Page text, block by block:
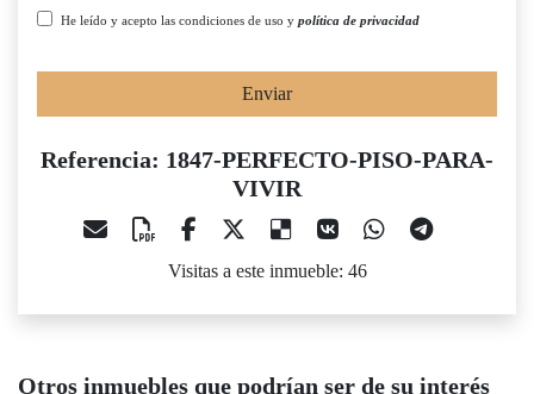
He leído y acepto las condiciones de uso y política de privacidad
Enviar
Referencia: 1847-PERFECTO-PISO-PARA-
VIVIR
Visitas a este inmueble: 46
Otros inmuebles que podrían ser de su interés